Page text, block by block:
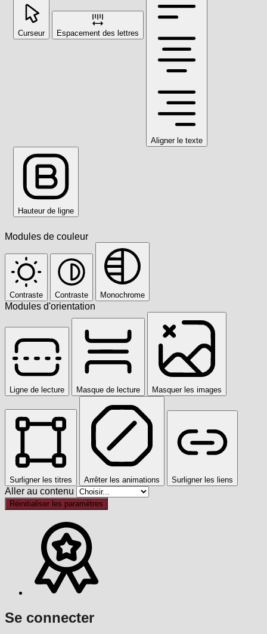
Curseur Espacement des lettres
Aligner le texte
Hauteur de ligne
Modules de couleur
Contraste Contraste Monochrome
Modules d'orientation
Ligne de lecture Masque de lecture Masquer les images
Surligner les titres Arrêter les animations Surligner les liens
Aller au contenu
Réinitialiser les paramètres
Se connecter